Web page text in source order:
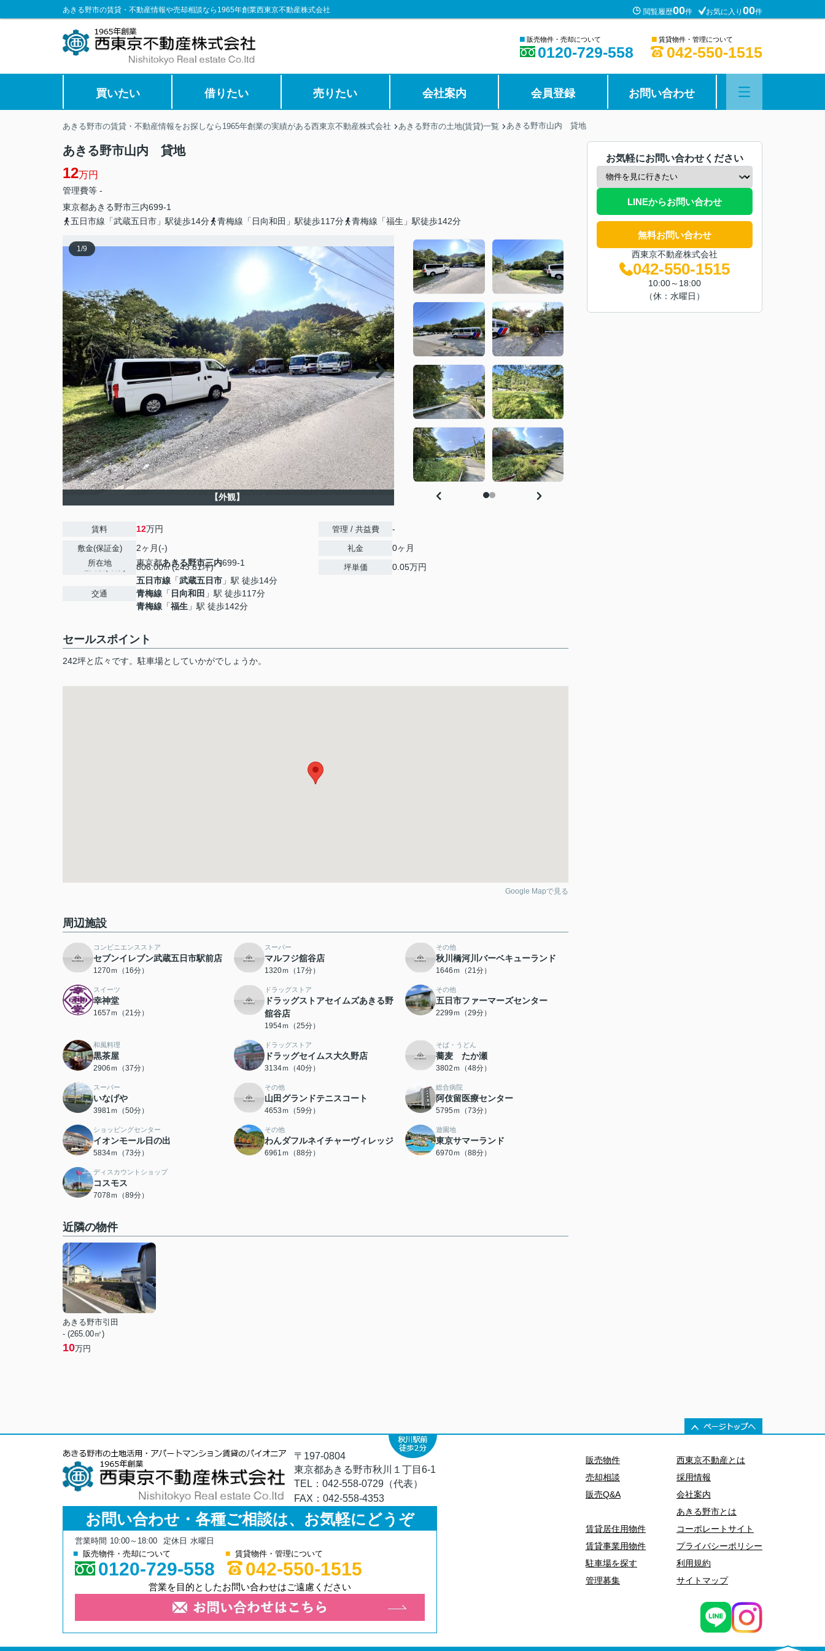
あきる野市の賃貸・不動産情報や売却相談なら1965年創業西東京不動産株式会社 閲覧履歴00件 お気に入り 00件
■ 販売物件・売却について
0120-729-558
■ 賃貸物件・管理について
042-550-1515
買いたい 借りたい 売りたい 会社案内 会員登録 お問い合わせ
あきる野市の賃貸・不動産情報をお探しなら1965年創業の実績がある西東京不動産株式会社 あきる野市の土地(賃貸)一覧 あきる野市山内 貸地
あきる野市山内 貸地
12万円
管理費等 -
東京都あきる野市三内699-1
五日市線「武蔵五日市」駅徒歩14分
青梅線「日向和田」駅徒歩117分 青梅線「福生」駅徒歩142分
1/9
【外観】
賃料 12万円
敷金(保証金) 2ヶ月(-)
土地面積(坪数) 806.00㎡(243.81坪)
管理 / 共益費 -
礼金 0ヶ月
坪単価 0.05万円
所在地 東京都あきる野市三内699-1
交通
五日市線 「武蔵五日市 」駅 徒歩14分
青梅線 「 日向和田 」駅 徒歩117分
青梅線 「福生 」駅 徒歩142分
セールスポイント
242坪と広々です。駐車場としていかがでしょうか。
Google Mapで見る
周辺施設
コンビニエンスストア
セブンイレブン武蔵五日市駅前店
1270ｍ（16分）
スーパー
マルフジ舘谷店
1320ｍ（17分）
その他
秋川橋河川バーベキューランド
1646ｍ（21分）
スイーツ
幸神堂
1657ｍ（21分）
ドラッグストア
ドラッグストアセイムズあきる野
舘谷店
1954ｍ（25分）
その他
五日市ファーマーズセンター
2299ｍ（29分）
和風料理
黒茶屋
2906ｍ（37分）
ドラッグストア
ドラッグセイムス大久野店
3134ｍ（40分）
そば・うどん
蕎麦 たか瀬
3802ｍ（48分）
スーパー
いなげや
3981ｍ（50分）
その他
山田グランドテニスコート
4653ｍ（59分）
総合病院
阿伎留医療センター
5795ｍ（73分）
ショッピングセンター
イオンモール日の出
5834ｍ（73分）
その他
わんダフルネイチャーヴィレッジ
6961ｍ（88分）
遊園地
東京サマーランド
6970ｍ（88分）
ディスカウントショップ
コスモス
7078ｍ（89分）
近隣の物件
あきる野市引田
- (265.00㎡)
10万円
お気軽にお問い合わせください
LINEからお問い合わせ
無料お問い合わせ
西東京不動産株式会社
042-550-1515
10:00～18:00
（休：水曜日）
〒197-0804
東京都あきる野市秋川１丁目6-1
TEL： 042-558-0729（代表）
FAX： 042-558-4353
お問い合わせ・各種ご相談は、お気軽にどうぞ
営業時間 10:00～18:00 定休日 水曜日
販売物件・売却について
0120-729-558
賃貸物件・管理について
042-550-1515
営業を目的としたお問い合わせはご遠慮ください
販売物件
売却相談
販売Q&A
賃貸居住用物件
賃貸事業用物件
駐車場を探す
管理募集
西東京不動産とは
採用情報
会社案内
あきる野市とは
コーポレートサイト
プライバシーポリシー
利用規約
サイトマップ